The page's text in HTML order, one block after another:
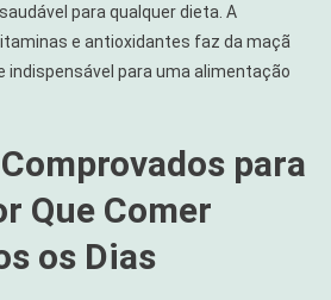
para qualquer dieta. A
e antioxidantes faz da maçã
indispensável para uma alimentação
para
Que Comer
os Dias